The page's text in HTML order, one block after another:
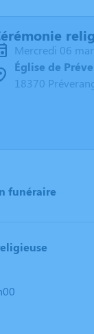
mercredi 06
Église de
18370
funéraire